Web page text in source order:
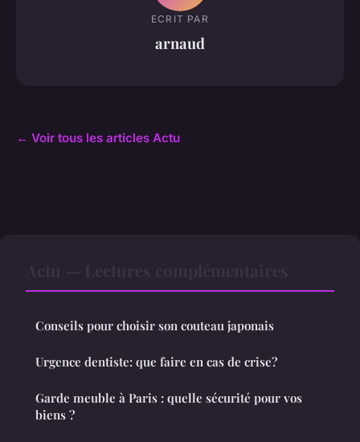
ECRIT PAR
arnaud
← Voir tous les articles Actu
Conseils pour choisir son couteau japonais
Urgence dentiste: que faire en cas de crise?
Garde meuble à Paris : quelle sécurité pour vos
biens ?